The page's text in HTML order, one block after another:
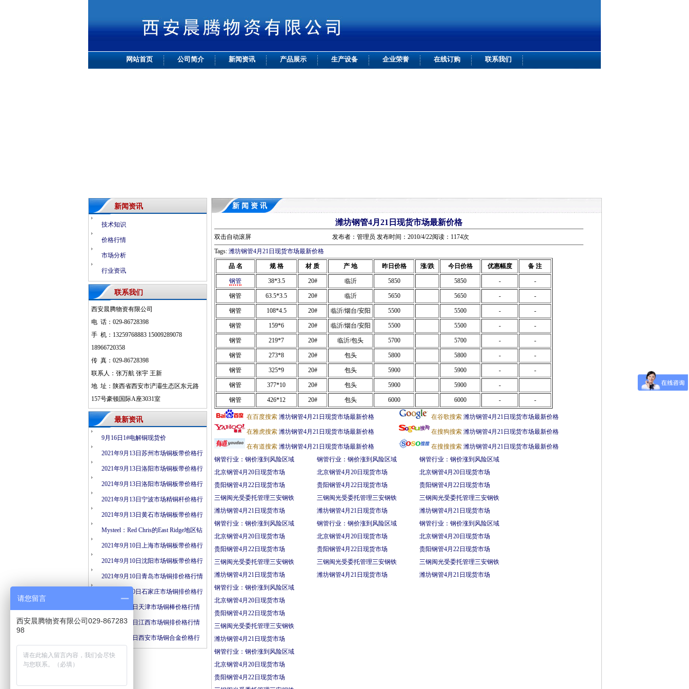
网站首页 公司简介 新闻资讯 产品展示 生产设备 企业荣誉 在线订购 联系我们
新闻资讯
技术知识
价格行情
市场分析
行业资讯
联系我们
西安晨腾物资有限公司
电 话：029-86728398
手 机：13259768883 15009289078
18966720358
传 真：029-86728398
联系人：张万航 张宇 王新
地 址：陕西省西安市浐灞生态区东元路
157号豪顿国际A座3031室
最新资讯
9月16日1#电解铜现货价
2021年9月13日苏州市场铜板带价格行
情
2021年9月13日洛阳市场铜板带价格行
情
2021年9月13日洛阳市场铜板带价格行
情
2021年9月13日宁波市场精铜杆价格行
情
2021年9月13日黄石市场铜板带价格行
情
Mysteel：Red Chris的East Ridge地区钻
探结果表明矿化连续性
2021年9月10日上海市场铜板带价格行
情
2021年9月10日沈阳市场铜板带价格行
情
2021年9月10日青岛市场铜排价格行情
2021年9月10日石家庄市场铜排价格行
2021年9月6日天津市场铜棒价格行情
2021年9月6日江西市场铜排价格行情
2021年9月6日西安市场铜合金价格行
情
新 闻 资 讯
潍坊钢管4月21日现货市场最新价格
双击自动滚屏
发布者：管理员 发布时间：2010/4/22阅读：1174次
Tags: 潍坊钢管4月21日现货市场最新价格
品 名 规 格 材 质 产 地 昨日价格 涨/跌 今日价格 优惠幅度 备 注
钢管 38*3.5 20# 临沂 5850 5850 - -
钢管 63.5*3.5 20# 临沂 5650 5650 - -
钢管 108*4.5 20# 临沂/烟台/安阳 5500 5500 - -
钢管 159*6 20# 临沂/烟台/安阳 5500 5500 - -
钢管 219*7 20# 临沂/包头 5700 5700 - -
钢管 273*8 20# 包头 5800 5800 - -
钢管 325*9 20# 包头 5900 5900 - -
钢管 377*10 20# 包头 5900 5900 -
钢管 426*12 20# 包头 6000 6000 - -
在百度搜索 潍坊钢管4月21日现货市场最新价格 在谷歌搜索 潍坊钢管4月21日现货市场最新价格
在雅虎搜索 潍坊钢管4月21日现货市场最新价格 在搜狗搜索 潍坊钢管4月21日现货市场最新价格
在有道搜索 潍坊钢管4月21日现货市场最新价格 在搜搜搜索 潍坊钢管4月21日现货市场最新价格
钢管行业：钢价涨到风险区域
北京钢管4月20日现货市场
贵阳钢管4月22日现货市场
三钢闽光受委托管理三安钢铁
潍坊钢管4月21日现货市场
钢管行业：钢价涨到风险区域
北京钢管4月20日现货市场
贵阳钢管4月22日现货市场
三钢闽光受委托管理三安钢铁
潍坊钢管4月21日现货市场
钢管行业：钢价涨到风险区域
北京钢管4月20日现货市场
贵阳钢管4月22日现货市场
三钢闽光受委托管理三安钢铁
潍坊钢管4月21日现货市场
钢管行业：钢价涨到风险区域
北京钢管4月20日现货市场
贵阳钢管4月22日现货市场
三钢闽光受委托管理三安钢铁
潍坊钢管4月21日现货市场
钢管行业：钢价涨到风险区域
北京钢管4月20日现货市场
贵阳钢管4月22日现货市场
三钢闽光受委托管理三安钢铁
潍坊钢管4月21日现货市场
钢管行业：钢价涨到风险区域
北京钢管4月20日现货市场
贵阳钢管4月22日现货市场
三钢闽光受委托管理三安钢铁
潍坊钢管4月21日现货市场
钢管行业：钢价涨到风险区域
北京钢管4月20日现货市场
贵阳钢管4月22日现货市场
三钢闽光受委托管理三安钢铁
潍坊钢管4月21日现货市场
钢管行业：钢价涨到风险区域
北京钢管4月20日现货市场
贵阳钢管4月22日现货市场
请您留言
西安晨腾物资有限公司029-867283
98